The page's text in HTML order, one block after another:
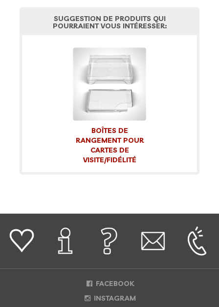
SUGGESTION DE PRODUITS QUI
POURRAIENT VOUS INTÉRESSER:
BOÎTES DE
RANGEMENT POUR
CARTES DE
VISITE/FIDÉLITÉ
FACEBOOK
INSTAGRAM